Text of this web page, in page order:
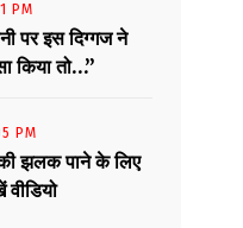
PM
पर इस दिग्गज ने
किया तो…”
PM
पाने के लिए